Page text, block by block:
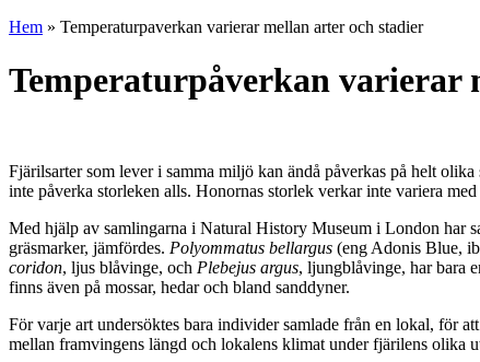
Hem » Temperaturpaverkan varierar mellan arter och stadier
Temperaturpåverkan varierar
Fjärilsarter som lever i samma miljö kan ändå påverkas på helt
inte påverka storleken alls. Honornas storlek verkar inte variera
Med hjälp av samlingarna i Natural History Museum i London har
gräsmarker, jämfördes. Polyommatus bellargus (eng Adonis Blue,
coridon, ljus blåvinge, och Plebejus argus, ljungblåvinge, har bara
finns även på mossar, hedar och bland sanddyner.
För varje art undersöktes bara individer samlade från en lokal, för
mellan framvingens längd och lokalens klimat under fjärilens olika